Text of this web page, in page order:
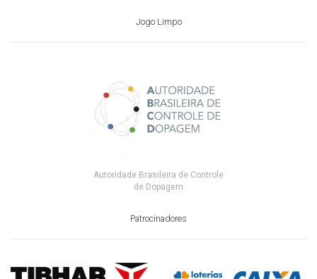
Jogo Limpo
Autoridade Brasileira de Controle
de Dopagem
Patrocinadores